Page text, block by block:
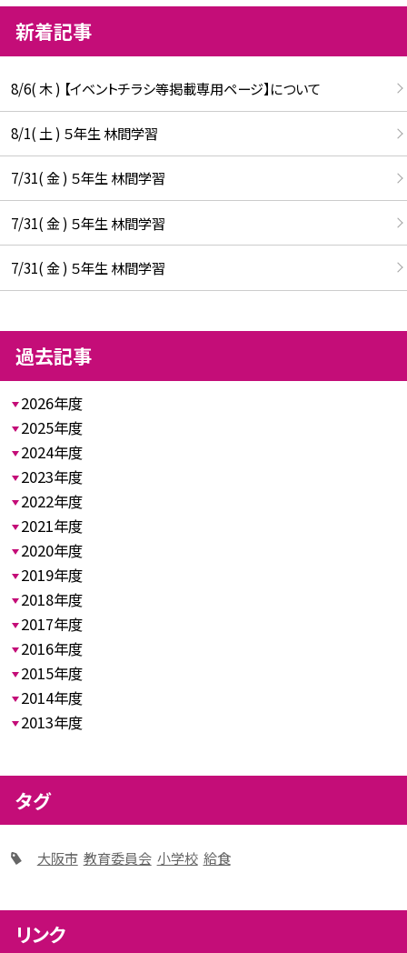
新着記事
8/6( 木 ) 【イベントチラシ等掲載専用ページ】について
8/1( 土 ) ５年生 林間学習
7/31( 金 ) ５年生 林間学習
7/31( 金 ) ５年生 林間学習
7/31( 金 ) ５年生 林間学習
過去記事
2026年度
2025年度
2024年度
2023年度
2022年度
2021年度
2020年度
2019年度
2018年度
2017年度
2016年度
2015年度
2014年度
2013年度
タグ
大阪市 教育委員会 小学校 給食
リンク